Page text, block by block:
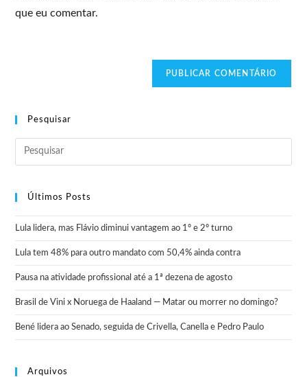
que eu comentar.
Pesquisar
Últimos Posts
Lula lidera, mas Flávio diminui vantagem ao 1º e 2º turno
Lula tem 48% para outro mandato com 50,4% ainda contra
Pausa na atividade profissional até a 1ª dezena de agosto
Brasil de Vini x Noruega de Haaland — Matar ou morrer no domingo?
Bené lidera ao Senado, seguida de Crivella, Canella e Pedro Paulo
Arquivos